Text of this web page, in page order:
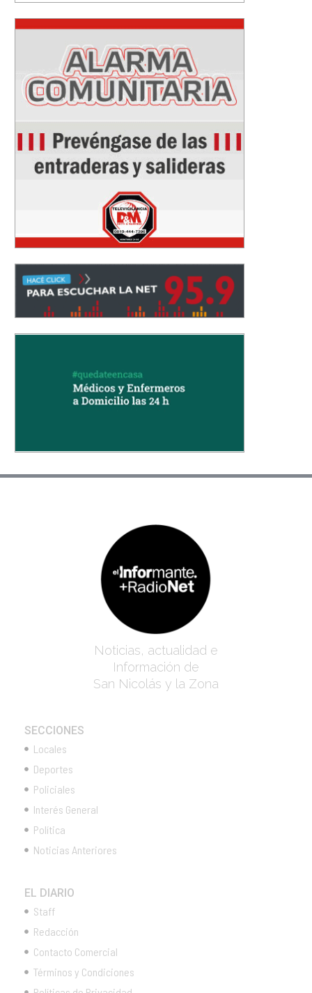
Noticias, actualidad e
Información de
San Nicolás y la Zona
SECCIONES
Locales
Deportes
Policiales
Interés General
Política
Noticias Anteriores
EL DIARIO
Staff
Redacción
Contacto Comercial
Términos y Condiciones